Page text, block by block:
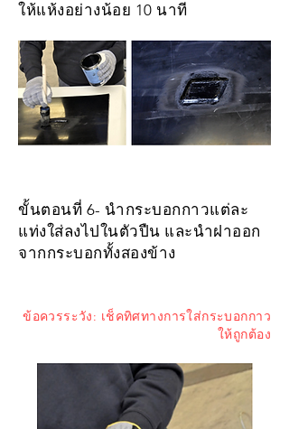
ให้แห้งอย่างน้อย 10 นาที
ขั้นตอนที่ 6- นำกระบอกกาวแต่ละ
แท่งใส่ลงไปในตัวปืน และนำฝาออก
จากกระบอกทั้งสองข้าง
ข้อควรระวัง: เช็คทิศทางการใส่กระบอกกาว
ให้ถูกต้อง